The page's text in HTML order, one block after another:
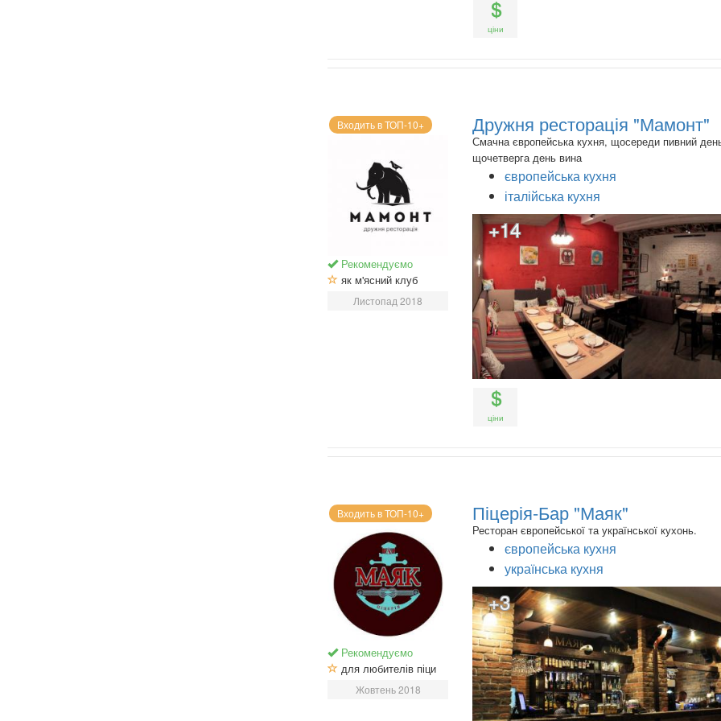
ціни
Входить в ТОП-10+
Рекомендуємо
як м'ясний клуб
Листопад 2018
Дружня ресторація "Мамонт"
Смачна європейська кухня, щосереди пивний
щочетверга день вина
європейська кухня
італійська кухня
+14
ціни
Входить в ТОП-10+
Рекомендуємо
для любителів піци
Жовтень 2018
Піцерія-Бар "Маяк"
Ресторан європейської та української кухонь.
європейська кухня
українська кухня
+3